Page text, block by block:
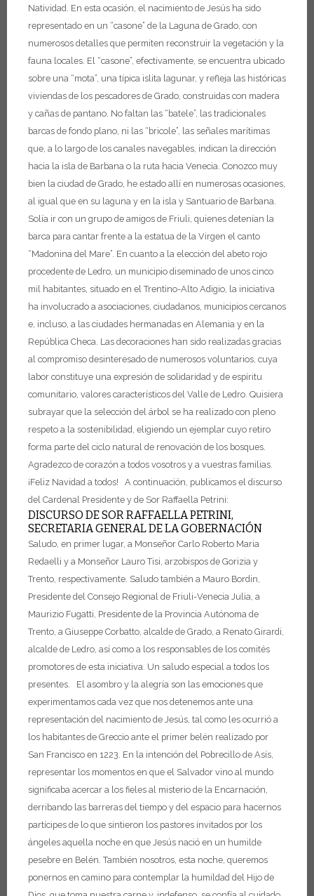
Natividad. En esta ocasión, el nacimiento de Jesús ha sido
representado en un “casone” de la Laguna de Grado, con
numerosos detalles que permiten reconstruir la vegetación y la
fauna locales. El “casone”, efectivamente, se encuentra ubicado
sobre una “mota”, una típica islita lagunar, y refleja las históricas
viviendas de los pescadores de Grado, construidas con madera
y cañas de pantano. No faltan las “batele”, las tradicionales
barcas de fondo plano, ni las “bricole”, las señales marítimas
que, a lo largo de los canales navegables, indican la dirección
hacia la isla de Barbana o la ruta hacia Venecia. Conozco muy
bien la ciudad de Grado, he estado allí en numerosas ocasiones,
al igual que en su laguna y en la isla y Santuario de Barbana.
Solía ir con un grupo de amigos de Friuli, quienes detenían la
barca para cantar frente a la estatua de la Virgen el canto
“Madonina del Mare”. En cuanto a la elección del abeto rojo
procedente de Ledro, un municipio diseminado de unos cinco
mil habitantes, situado en el Trentino-Alto Adigio, la iniciativa
ha involucrado a asociaciones, ciudadanos, municipios cercanos
e, incluso, a las ciudades hermanadas en Alemania y en la
República Checa. Las decoraciones han sido realizadas gracias
al compromiso desinteresado de numerosos voluntarios, cuya
labor constituye una expresión de solidaridad y de espíritu
comunitario, valores característicos del Valle de Ledro. Quisiera
subrayar que la selección del árbol se ha realizado con pleno
respeto a la sostenibilidad, eligiendo un ejemplar cuyo retiro
forma parte del ciclo natural de renovación de los bosques.
Agradezco de corazón a todos vosotros y a vuestras familias.
¡Feliz Navidad a todos!
A continuación, publicamos el discurso
del Cardenal Presidente y de Sor Raffaella Petrini:
DISCURSO DE SOR RAFFAELLA PETRINI,
SECRETARIA GENERAL DE LA GOBERNACIÓN
Saludo, en primer lugar, a Monseñor Carlo Roberto Maria
Redaelli y a Monseñor Lauro Tisi, arzobispos de Gorizia y
Trento, respectivamente. Saludo también a Mauro Bordin,
Presidente del Consejo Regional de Friuli-Venecia Julia, a
Maurizio Fugatti, Presidente de la Provincia Autónoma de
Trento, a Giuseppe Corbatto, alcalde de Grado, a Renato Girardi,
alcalde de Ledro, así como a los responsables de los comités
promotores de esta iniciativa. Un saludo especial a todos los
presentes.
El asombro y la alegría son las emociones que
experimentamos cada vez que nos detenemos ante una
representación del nacimiento de Jesús, tal como les ocurrió a
los habitantes de Greccio ante el primer belén realizado por
San Francisco en 1223. En la intención del Pobrecillo de Asís,
representar los momentos en que el Salvador vino al mundo
significaba acercar a los fieles al misterio de la Encarnación,
derribando las barreras del tiempo y del espacio para hacernos
partícipes de lo que sintieron los pastores invitados por los
ángeles aquella noche en que Jesús nació en un humilde
pesebre en Belén. También nosotros, esta noche, queremos
ponernos en camino para contemplar la humildad del Hijo de